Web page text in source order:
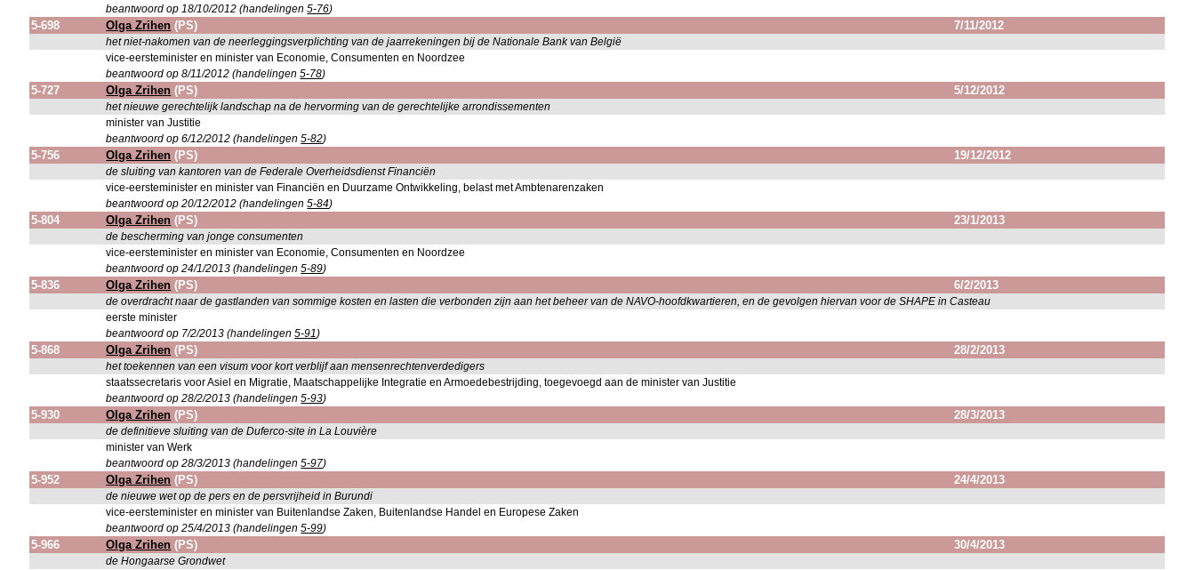
beantwoord op 18/10/2012 (handelingen5-76)
5-698 Olga Zrihen (PS) 7/11/2012
het niet-nakomen van de neerleggingsverplichting van de jaarrekeningen bij de Nationale Bank van België
vice-eersteminister en minister van Economie, Consumenten en Noordzee
beantwoord op 8/11/2012 (handelingen5-78)
5-727 Olga Zrihen (PS) 5/12/2012
het nieuwe gerechtelijk landschap na de hervorming van de gerechtelijke arrondissementen
minister van Justitie
beantwoord op 6/12/2012 (handelingen5-82)
5-756 Olga Zrihen (PS) 19/12/2012
de sluiting van kantoren van de Federale Overheidsdienst Financiën
vice-eersteminister en minister van Financiën en Duurzame Ontwikkeling, belast met Ambtenarenzaken
beantwoord op 20/12/2012 (handelingen5-84)
5-804 Olga Zrihen (PS) 23/1/2013
de bescherming van jonge consumenten
vice-eersteminister en minister van Economie, Consumenten en Noordzee
beantwoord op 24/1/2013 (handelingen5-89)
5-836 Olga Zrihen (PS) 6/2/2013
de overdracht naar de gastlanden van sommige kosten en lasten die verbonden zijn aan het beheer van de NAVO-hoofdkwartieren, en de gevolgen hiervan voor de SHAPE in Casteau
eerste minister
beantwoord op 7/2/2013 (handelingen5-91)
5-868 Olga Zrihen (PS) 28/2/2013
het toekennen van een visum voor kort verblijf aan mensenrechtenverdedigers
staatssecretaris voor Asiel en Migratie, Maatschappelijke Integratie en Armoedebestrijding, toegevoegd aan de minister van Justitie
beantwoord op 28/2/2013 (handelingen5-93)
5-930 Olga Zrihen (PS) 28/3/2013
de definitieve sluiting van de Duferco-site in La Louvière
minister van Werk
beantwoord op 28/3/2013 (handelingen5-97)
5-952 Olga Zrihen (PS) 24/4/2013
de nieuwe wet op de pers en de persvrijheid in Burundi
vice-eersteminister en minister van Buitenlandse Zaken, Buitenlandse Handel en Europese Zaken
beantwoord op 25/4/2013 (handelingen5-99)
5-966 Olga Zrihen (PS) 30/4/2013
de Hongaarse Grondwet